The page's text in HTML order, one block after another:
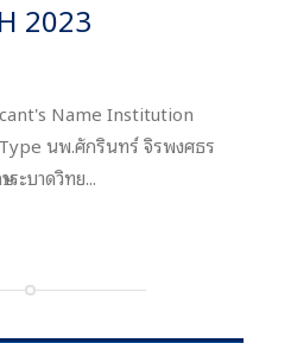
2023
Name Institution
นพ.ศักรินทร์ จิรพงศธร
ระบาดวิทย...